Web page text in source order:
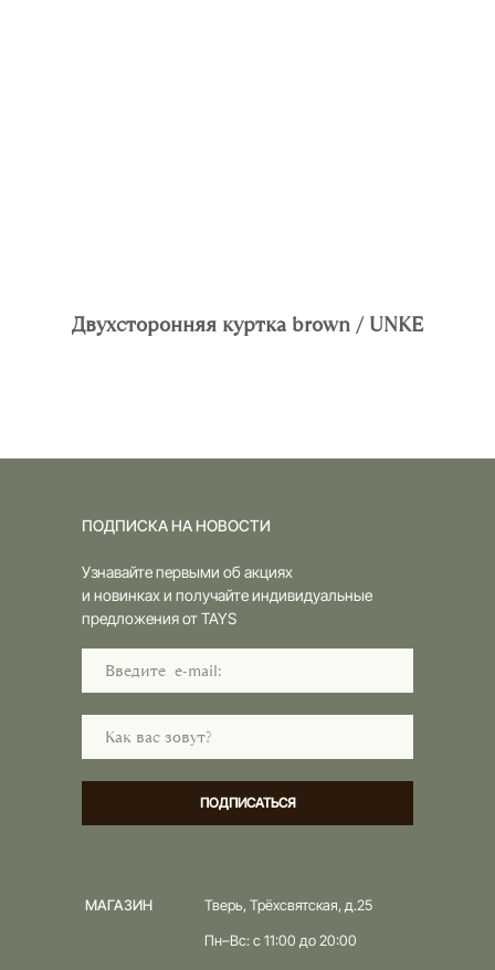
Двухсторонняя куртка brown / UNKE
Тверь, Трёхсвятская, д.25
Пн–Вс: с 11:00 до 20:00
МАГАЗИН
Узнавайте первыми об акциях
и новинках и получайте индивидуальные
предложения от TAYS
ПОДПИСАТЬСЯ
ПОДПИСКА НА НОВОСТИ